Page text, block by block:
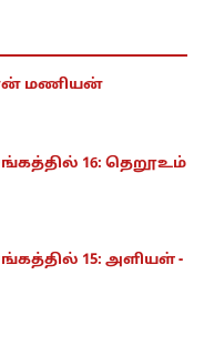
மணியன்
16: தெறூஉம்
15: அளியள் -